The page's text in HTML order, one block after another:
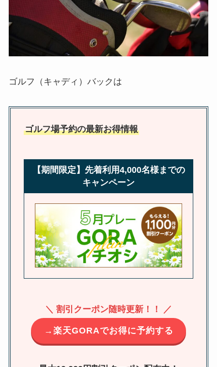
ゴルフ（キャディ）バックは
ゴルフ場予約の最新お得情報
【期間限定】先着利用4,000名様までの
キャンペーン
＼ 割引クーポン随時更新！！ ／
→楽天GORAでお得に予約する